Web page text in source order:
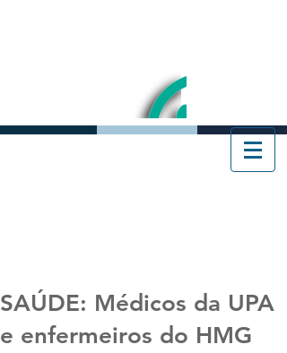
SAÚDE: Médicos da UPA
e enfermeiros do HMG